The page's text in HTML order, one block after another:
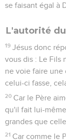
se faisant égal à
L'autorité
19 Jésus donc
vous dis : Le Fils
ne voie faire une
celui-ci fasse,
20 Car le Père
qu'il fait lui-
grandes que
21 Car comme le